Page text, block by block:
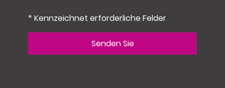
* Kennzeichnet erforderliche Felder
Senden Sie